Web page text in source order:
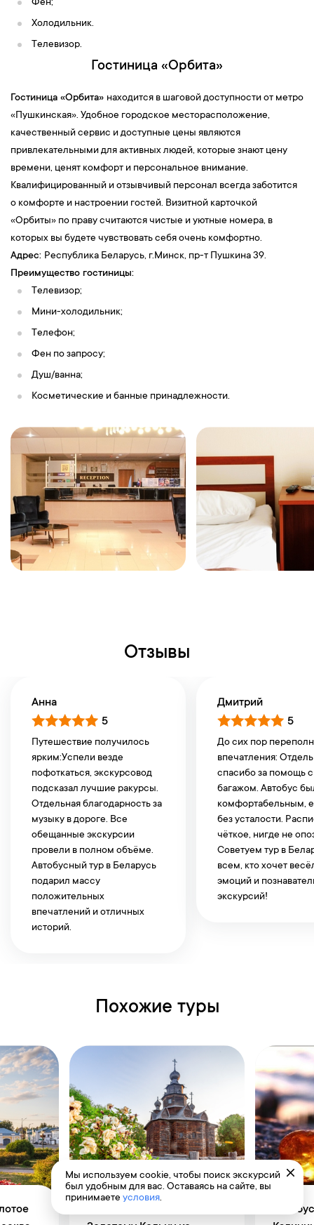
Фен;
Холодильник.
Телевизор.
Гостиница «Орбита»
Гостиница «Орбита» находится в шаговой доступности от метро
«Пушкинская». Удобное городское месторасположение,
качественный сервис и доступные цены являются
привлекательными для активных людей, которые знают цену
времени, ценят комфорт и персональное внимание.
Квалифицированный и отзывчивый персонал всегда заботится
о комфорте и настроении гостей. Визитной карточкой
«Орбиты» по праву считаются чистые и уютные номера, в
которых вы будете чувствовать себя очень комфортно.
Адрес: Республика Беларусь, г.Минск, пр-т Пушкина 39.
Преимущество гостиницы:
Телевизор;
Мини-холодильник;
Телефон;
Фен по запросу;
Душ/ванна;
Косметические и банные принадлежности.
Отзывы
Анна
5
Путешествие получилось
ярким:Успели везде
пофоткаться, экскурсовод
подсказал лучшие ракурсы.
Отдельная благодарность за
музыку в дороге. Все
обещанные экскурсии
провели в полном объёме.
Автобусный тур в Беларусь
подарил массу
положительных
впечатлений и отличных
историй.
Дмитрий
5
До сих пор
впечатления:
спасибо за помощь с
багажом. Автобус
комфортабельным,
без усталости.
чёткое, нигде не
Советуем тур в
всем, кто хочет
эмоций и
экскурсий!
Похожие туры
Мы используем cookie, чтобы поиск экскурсий
был удобным для вас. Оставаясь на сайте, вы
принимаете условия.